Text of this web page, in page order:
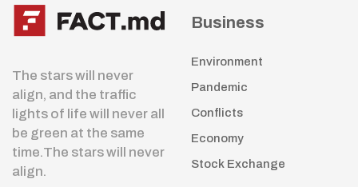
The stars will never
align, and the traffic
lights of life will never all
be green at the same
time.The stars will never
align.
Business
Environment
Pandemic
Conflicts
Economy
Stock Exchange